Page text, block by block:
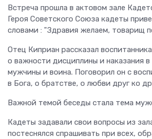
Встреча прошла в актовом зале
Героя Советского Союза кадеты
словами : "Здравия желаем, товарищ
Отец Киприан рассказал
о важности дисциплины и наказания в
мужчины и воина. Поговорил он с
в Бога, о братстве, о любви друг ко
Важной темой беседы стала тема
Кадеты задавали свои вопросы из
постеснялся спрашивать при всех,